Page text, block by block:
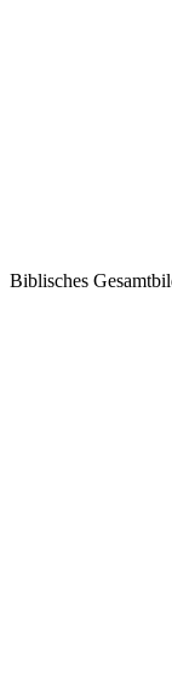
Biblisches